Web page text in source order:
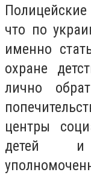
что по
именно
охране
лично
центры
детей и